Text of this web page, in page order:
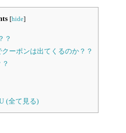
[hide]
？
ーポンは出てくるのか？？
(全て見る)